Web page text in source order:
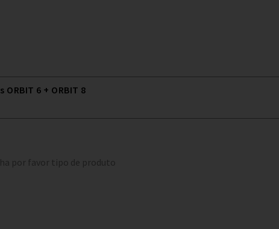
6 + ORBIT 8
por favor tipo de produto